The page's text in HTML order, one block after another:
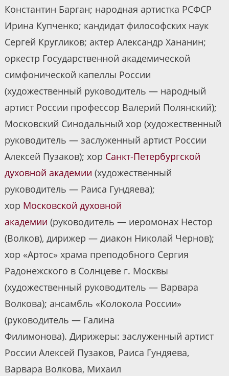
Константин Барган; народная артистка РСФСР
Ирина Купченко; кандидат философских наук
Сергей Кругликов; актер Александр Хананин;
оркестр Государственной академической
симфонической капеллы России
(художественный руководитель — народный
артист России профессор Валерий Полянский);
Московский Синодальный хор (художественный
руководитель — заслуженный артист России
Алексей Пузаков); хор Санкт-Петербургской
духовной академии (художественный
руководитель — Раиса Гундяева);
хор Московской духовной
академии (руководитель — иеромонах Нестор
(Волков), дирижер — диакон Николай Чернов);
хор «Артос» храма преподобного Сергия
Радонежского в Солнцеве г. Москвы
(художественный руководитель — Варвара
Волкова); ансамбль «Колокола России»
(руководитель — Галина
Филимонова). Дирижеры: заслуженный артист
России Алексей Пузаков, Раиса Гундяева,
Варвара Волкова, Михаил